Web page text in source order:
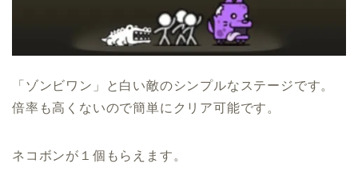
「ゾンビワン」と白い敵のシンプルなステージです。
倍率も高くないので簡単にクリア可能です。
ネコボンが１個もらえます。